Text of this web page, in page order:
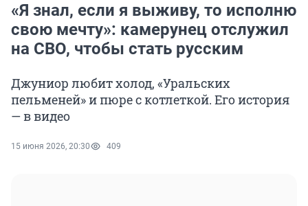
«Я знал, если я выживу, то исполню
свою мечту»: камерунец отслужил
на СВО, чтобы стать русским
Джуниор любит холод, «Уральских
пельменей» и пюре с котлеткой. Его история
— в видео
15 июня 2026, 20:30 409